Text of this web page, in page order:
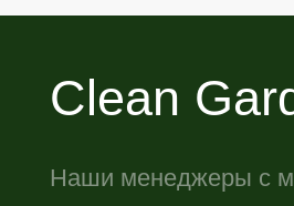
Галерея работ